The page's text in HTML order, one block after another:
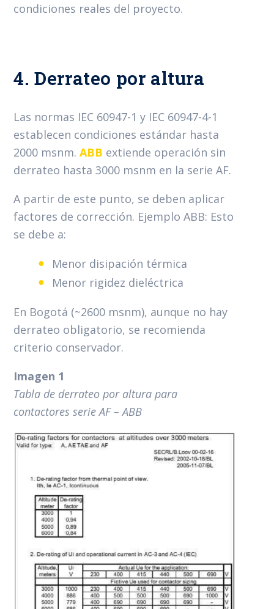
condiciones reales del proyecto.
4. Derrateo por altura
Las normas IEC 60947-1 y IEC 60947-4-1
establecen condiciones estándar hasta
2000 msnm.ABB extiende operación sin
derrateo hasta 3000 msnm en la serie AF.
A partir de este punto, se deben aplicar
factores de corrección. Ejemplo ABB: Esto
se debe a:
Menor disipación térmica
Menor rigidez dieléctrica
En Bogotá (~2600 msnm), aunque no hay
derrateo obligatorio, se recomienda
criterio conservador.
Imagen 1
Tabla de derrateo por altura para
contactores serie AF – ABB